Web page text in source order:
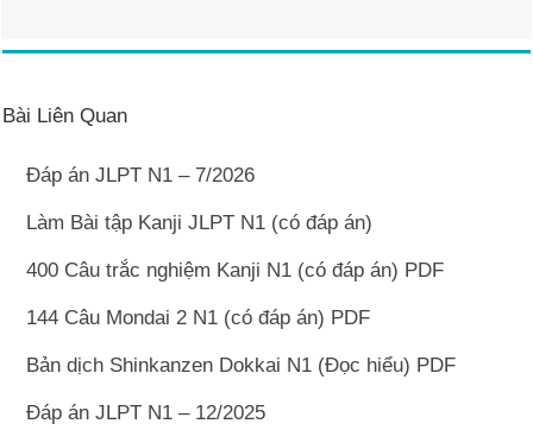
Bài Liên Quan
Đáp án JLPT N1 – 7/2026
Làm Bài tập Kanji JLPT N1 (có đáp án)
400 Câu trắc nghiệm Kanji N1 (có đáp án) PDF
144 Câu Mondai 2 N1 (có đáp án) PDF
Bản dịch Shinkanzen Dokkai N1 (Đọc hiểu) PDF
Đáp án JLPT N1 – 12/2025